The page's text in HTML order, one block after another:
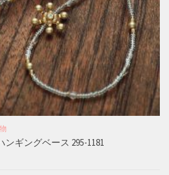
ギングベース 295-1181